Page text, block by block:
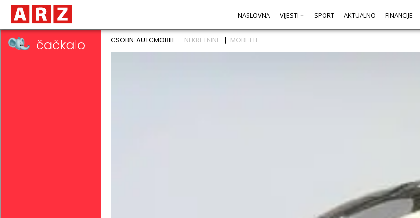
NASLOVNA VIJESTI SPORT AKTUALNO FINANCIJE